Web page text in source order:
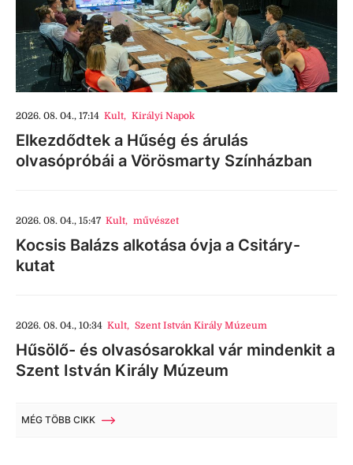
2026. 08. 04., 17:14 Kult, Királyi Napok
Elkezdődtek a Hűség és árulás
olvasópróbái a Vörösmarty Színházban
2026. 08. 04., 15:47 Kult, művészet
Kocsis Balázs alkotása óvja a Csitáry-
kutat
2026. 08. 04., 10:34 Kult, Szent István Király Múzeum
Hűsölő- és olvasósarokkal vár mindenkit a
Szent István Király Múzeum
MÉG TÖBB CIKK